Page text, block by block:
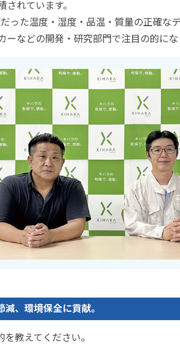
れています。
った温度・湿度・品温・質量の正確な
などの開発・研究部門で注目の的にな
、環境保全に貢献。
教えてください。